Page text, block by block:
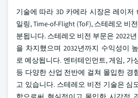
기술에 따라 3D 카메라 시장은 레이저
일링, Time-of-Flight (ToF), 스테레오 비
분됩니다. 스테레오 비전 부문은 2022
을 차지했으며 2032년까지 수익성이
로 예상됩니다. 엔터테인먼트, 게임, 가
등 다양한 산업 전반에 걸쳐 몰입한 경
고 있습니다. 스테레오 비전 기술은 심